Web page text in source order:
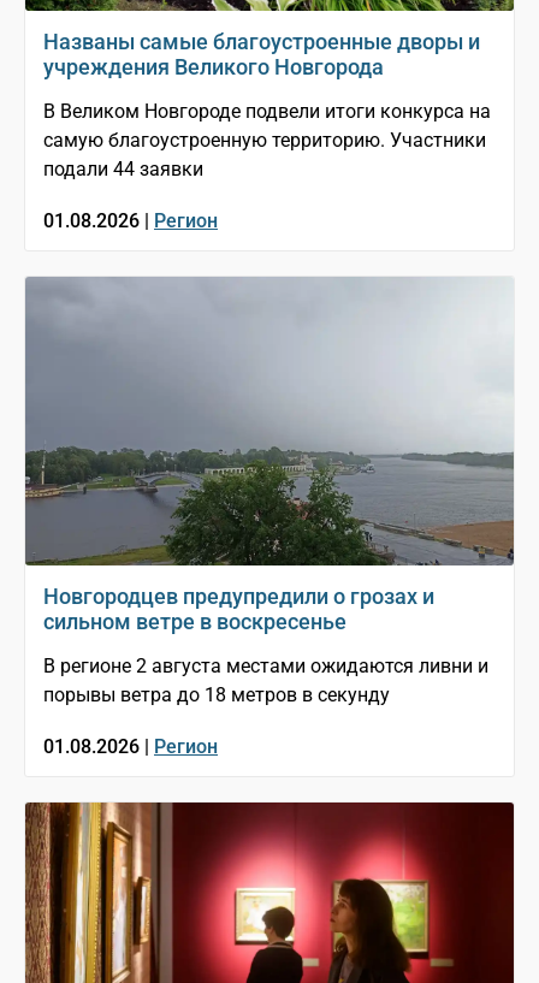
Названы самые благоустроенные дворы и
учреждения Великого Новгорода
В Великом Новгороде подвели итоги конкурса на
самую благоустроенную территорию. Участники
подали 44 заявки
01.08.2026 | Регион
Новгородцев предупредили о грозах и
сильном ветре в воскресенье
В регионе 2 августа местами ожидаются ливни и
порывы ветра до 18 метров в секунду
01.08.2026 | Регион